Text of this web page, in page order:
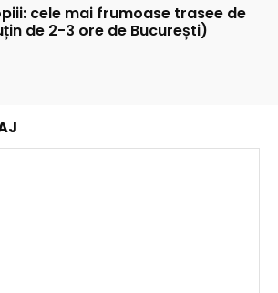
cele mai frumoase trasee de
de 2-3 ore de București)